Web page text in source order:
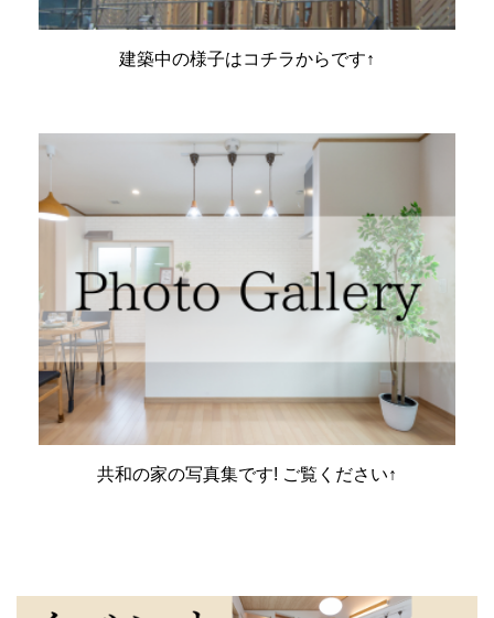
建築中の様子はコチラからです↑
共和の家の写真集です! ご覧ください↑